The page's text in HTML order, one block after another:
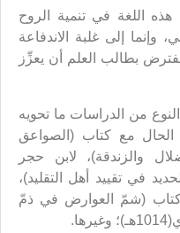
هذه اللغة في تنمية الروح
إلى غلبة الاندفاعة
بطالب العلم أن يعزِّز
من الدراسات ما تحويه
مع كتاب (الصواعق
والزندقة)، لابن حجر
الحديد في تقييد أهل التقليد)،
البحراني(1107هـ)؛ وكتاب (شمّ العوارض في ذمّ